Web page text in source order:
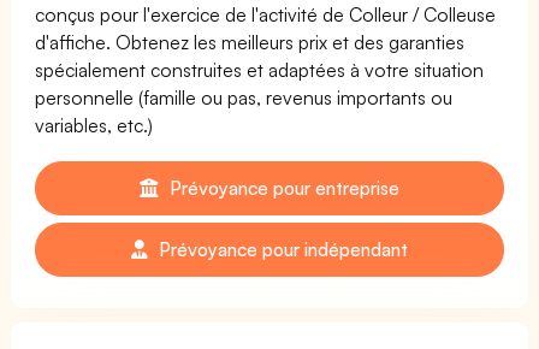
conçus pour l'exercice de l'activité de Colleur / Colleuse
d'affiche. Obtenez les meilleurs prix et des garanties
spécialement construites et adaptées à votre situation
personnelle (famille ou pas, revenus importants ou
variables, etc.)
Prévoyance pour entreprise
Prévoyance pour indépendant